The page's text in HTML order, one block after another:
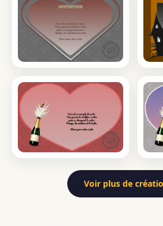
Voir plus de